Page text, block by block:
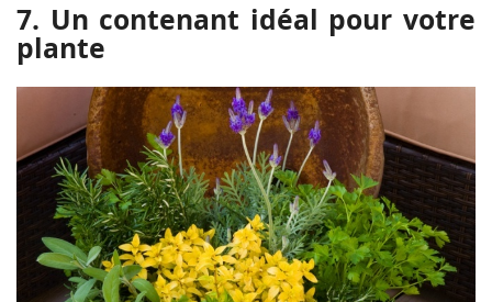
7. Un contenant idéal pour votre
plante